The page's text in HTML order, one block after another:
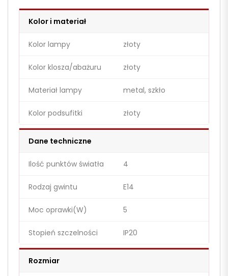
Kolor i materiał
Kolor lampy złoty
Kolor klosza/abażuru złoty
Materiał lampy metal, szkło
Kolor podsufitki złoty
Dane techniczne
Ilość punktów światła 4
Rodzaj gwintu E14
Moc oprawki(W) 5
Stopień szczelności IP20
Rozmiar